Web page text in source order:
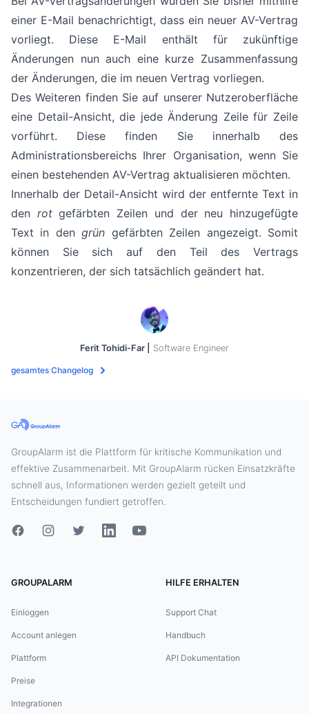
einer E-Mail benachrichtigt, dass ein neuer AV-Vertrag
vorliegt. Diese E-Mail enthält für zukünftige
Änderungen nun auch eine kurze Zusammenfassung
der Änderungen, die im neuen Vertrag vorliegen.
Des Weiteren finden Sie auf unserer Nutzeroberfläche
eine Detail-Ansicht, die jede Änderung Zeile für Zeile
vorführt. Diese finden Sie innerhalb des
Administrationsbereichs Ihrer Organisation, wenn Sie
einen bestehenden AV-Vertrag aktualisieren möchten.
Innerhalb der Detail-Ansicht wird der entfernte Text in
den rotgefärbten Zeilen und der neu hinzugefügte
Text in dengrün gefärbten Zeilen angezeigt. Somit
können Sie sich auf den Teil des Vertrags
konzentrieren, der sich tatsächlich geändert hat.
Ferit Tohidi-Far | Software Engineer
gesamtes Changelog
GroupAlarm ist die Plattform für kritische Kommunikation und
effektive Zusammenarbeit. Mit GroupAlarm rücken Einsatzkräfte
schnell aus, Informationen werden gezielt geteilt und
Entscheidungen fundiert getroffen.
GROUPALARM
Einloggen
Account anlegen
Plattform
Preise
Integrationen
HILFE ERHALTEN
Support Chat
Handbuch
API Dokumentation